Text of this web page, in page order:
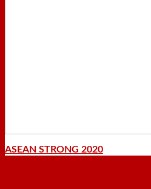
ASEAN STRONG 2020